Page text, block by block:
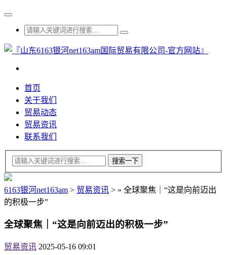
首页
关于我们
贸易动态
贸易资讯
联系我们
6163银河net163am > 贸易资讯 > » 全球聚焦｜“这是向前迈出
的积极一步”
全球聚焦｜“这是向前迈出的积极一步”
贸易资讯 2025-05-16 09:01